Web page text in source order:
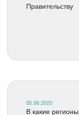
Правительству
05.06.2020
В какие